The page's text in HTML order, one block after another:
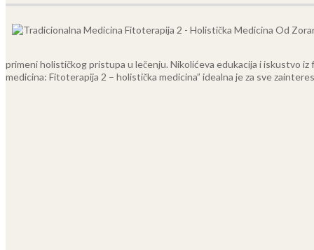
primeni holističkog pristupa u lečenju. Nikolićeva edukacija i iskustvo
medicina: Fitoterapija 2 – holistička medicina” idealna je za sve